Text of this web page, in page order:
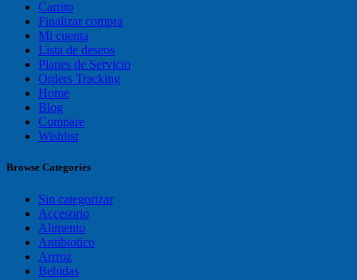
Carrito
Finalizar compra
Mi cuenta
Lista de deseos
Planes de Servicio
Orders Tracking
Home
Blog
Compare
Wishlist
Browse Categories
Sin categorizar
Accesorio
Alimento
Antibiotico
Arrroz
Bebidas